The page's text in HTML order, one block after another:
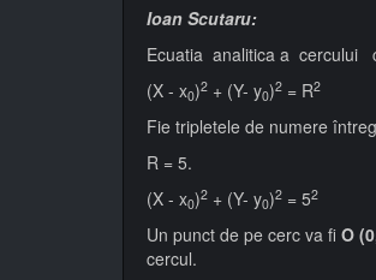
Ioan Scutaru:
Ecuatia analitica a cercului
(X - x0)2 + (Y- y0)2 = R2
Fie tripletele de numere
R = 5.
(X - x0)2 + (Y- y0)2 = 52
Un punct de pe cerc va fi O
cercul.